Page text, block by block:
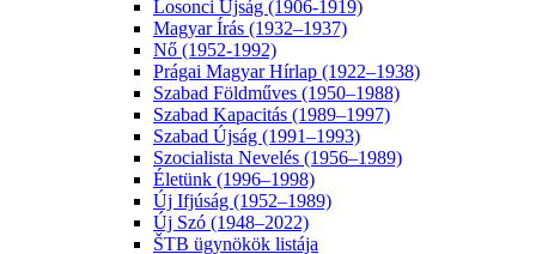
Losonci Újság (1906-1919)
Magyar Írás (1932–1937)
Nő (1952-1992)
Prágai Magyar Hírlap (1922–1938)
Szabad Földműves (1950–1988)
Szabad Kapacitás (1989–1997)
Szabad Újság (1991–1993)
Szocialista Nevelés (1956–1989)
Életünk (1996–1998)
Új Ifjúság (1952–1989)
Új Szó (1948–2022)
ŠTB ügynökök listája